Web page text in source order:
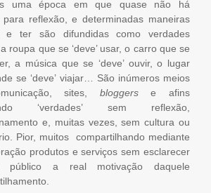
uma época em que quase não há
para reflexão, e determinadas maneiras
ter são difundidas como verdades
roupa que se ‘deve’ usar, o carro que se
ter, a música que se ‘deve’ ouvir, o lugar
se ‘deve’ viajar… São inúmeros meios
sites, bloggerse afins
‘verdades’ sem reflexão,
e, muitas vezes, sem cultura ou
Pior, muitos compartilhando mediante
produtos e serviços sem esclarecer
a real motivação daquele